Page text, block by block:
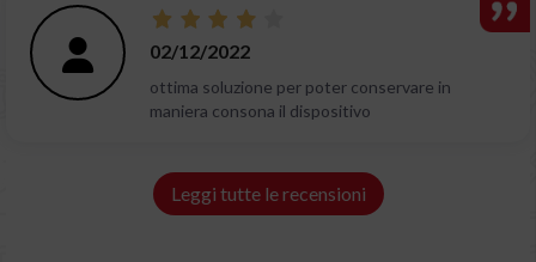
02/12/2022
ottima soluzione per poter conservare in
maniera consona il dispositivo
Leggi tutte le recensioni